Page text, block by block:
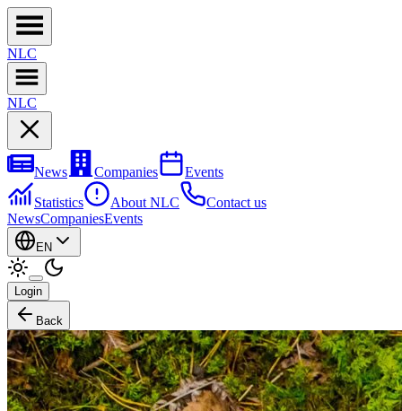
NLC
NLC
News Companies
Events
Statistics
About NLC
Contact us
NewsCompaniesEvents
EN
Login
Back